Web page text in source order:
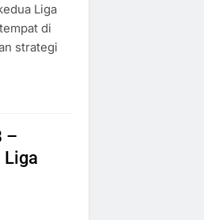
Liga
di
strategi
–
Liga